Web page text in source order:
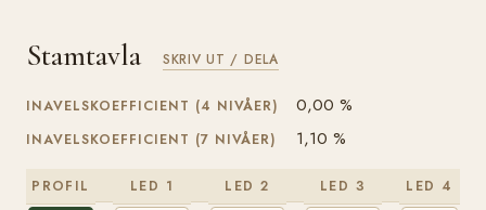
Stamtavla SKRIV UT / DELA
INAVELSKOEFFICIENT (4 NIVÅER) 0,00 %
INAVELSKOEFFICIENT (7 NIVÅER) 1,10 %
PROFIL LED 1 LED 2 LED 3 LED 4